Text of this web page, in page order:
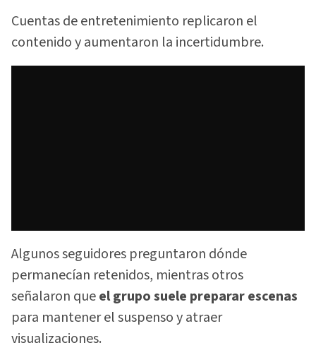
Cuentas de entretenimiento replicaron el
contenido y aumentaron la incertidumbre.
Algunos seguidores preguntaron dónde
permanecían retenidos, mientras otros
señalaron queel grupo suele preparar escenas
para mantener el suspenso y atraer
visualizaciones.